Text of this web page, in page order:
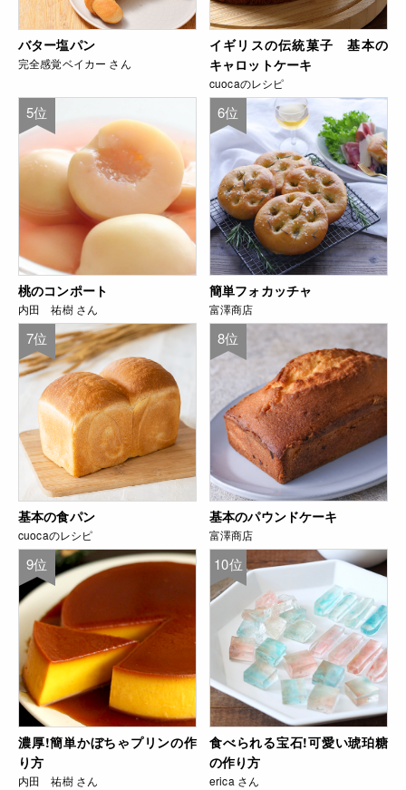
バター塩パン
完全感覚ベイカー さん
イギリスの伝統菓子 基本の
キャロットケーキ
cuocaのレシピ
5位
桃のコンポート
内田 祐樹 さん
6位
簡単フォカッチャ
富澤商店
7位
基本の食パン
cuocaのレシピ
8位
基本のパウンドケーキ
富澤商店
9位
濃厚!簡単かぼちゃプリンの作
り方
内田 祐樹 さん
10位
食べられる宝石!可愛い琥珀糖
の作り方
erica さん